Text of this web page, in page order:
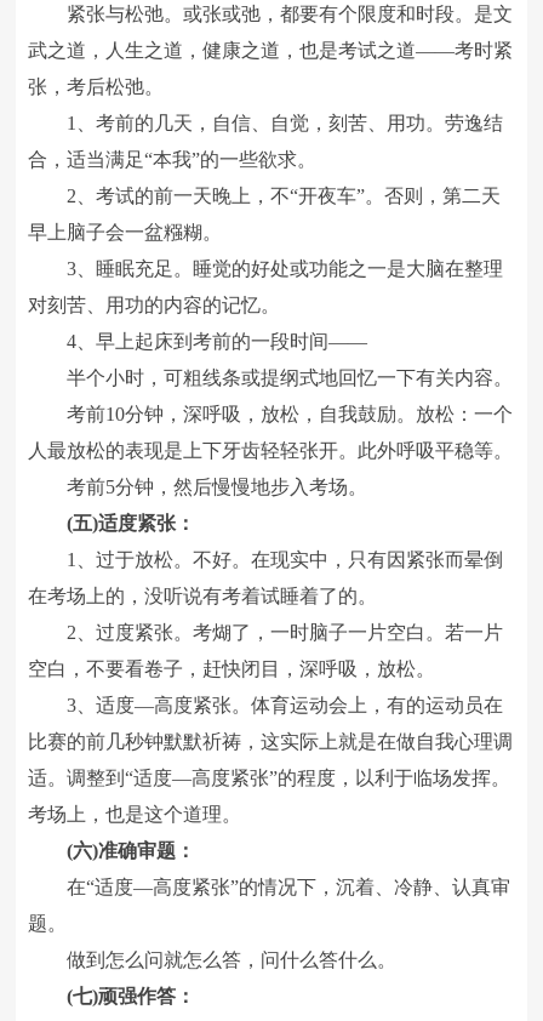
紧张与松弛。或张或弛，都要有个限度和时段。是文
武之道，人生之道，健康之道，也是考试之道――考时紧
张，考后松弛。
1、考前的几天，自信、自觉，刻苦、用功。劳逸结
合，适当满足“本我”的一些欲求。
2、考试的前一天晚上，不“开夜车”。否则，第二天
早上脑子会一盆糨糊。
3、睡眠充足。睡觉的好处或功能之一是大脑在整理
对刻苦、用功的内容的记忆。
4、早上起床到考前的一段时间――
半个小时，可粗线条或提纲式地回忆一下有关内容。
考前10分钟，深呼吸，放松，自我鼓励。放松：一个
人最放松的表现是上下牙齿轻轻张开。此外呼吸平稳等。
考前5分钟，然后慢慢地步入考场。
(五)适度紧张：
1、过于放松。不好。在现实中，只有因紧张而晕倒
在考场上的，没听说有考着试睡着了的。
2、过度紧张。考煳了，一时脑子一片空白。若一片
空白，不要看卷子，赶快闭目，深呼吸，放松。
3、适度―高度紧张。体育运动会上，有的运动员在
比赛的前几秒钟默默祈祷，这实际上就是在做自我心理调
适。调整到“适度―高度紧张”的程度，以利于临场发挥。
考场上，也是这个道理。
(六)准确审题：
在“适度―高度紧张”的情况下，沉着、冷静、认真审
题。
做到怎么问就怎么答，问什么答什么。
(七)顽强作答：